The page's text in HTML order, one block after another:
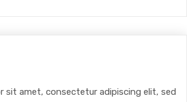
sit amet, consectetur adipiscing elit, sed